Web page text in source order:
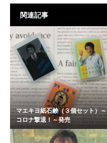
関連記事
マエキヨ紙石鹸（３個セット）～
コロナ撃退！～発売